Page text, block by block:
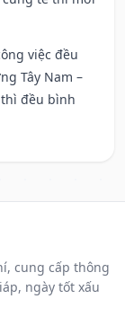
việc đều
Tây Nam –
đều bình
cung cấp thông
ngày tốt xấu